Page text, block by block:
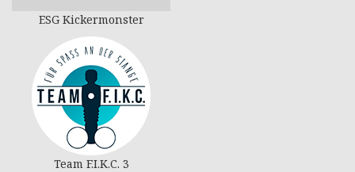
ESG Kickermonster
Team F.I.K.C. 3